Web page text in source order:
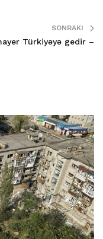
SONRAKI
Türkiyəyə gedir –